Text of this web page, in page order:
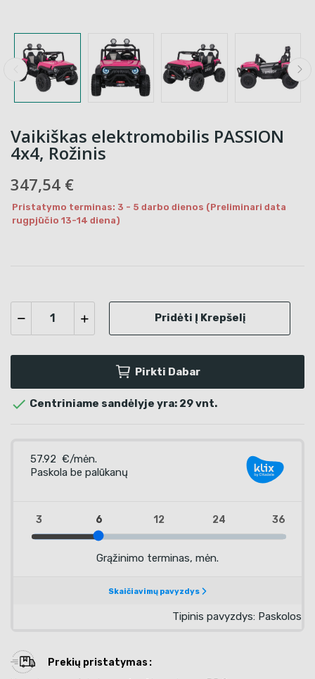
Vaikiškas elektromobilis PASSION
4x4, Rožinis
347,54 €
Pristatymo terminas: 3 - 5 darbo dienos (Preliminari data
rugpjūčio 13-14 diena)
Pridėti Į Krepšelį
Pirkti Dabar
 Centriniame sandėlyje yra: 29 vnt.
Prekių pristatymas